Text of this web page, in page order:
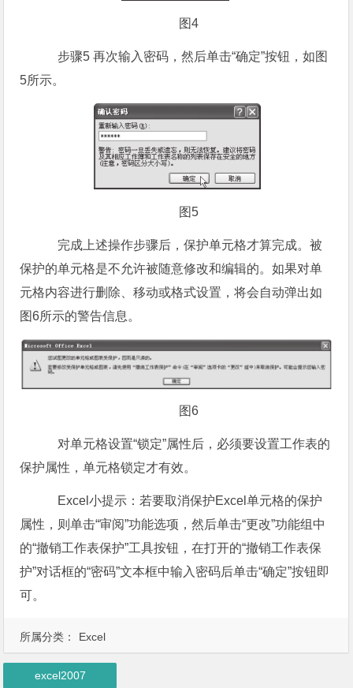
图4
步骤5 再次输入密码，然后单击“确定”按钮，如图
5所示。
图5
完成上述操作步骤后，保护单元格才算完成。被
保护的单元格是不允许被随意修改和编辑的。如果对单
元格内容进行删除、移动或格式设置，将会自动弹出如
图6所示的警告信息。
图6
对单元格设置“锁定”属性后，必须要设置工作表的
保护属性，单元格锁定才有效。
Excel小提示：若要取消保护Excel单元格的保护
属性，则单击“审阅”功能选项，然后单击“更改”功能组中
的“撤销工作表保护”工具按钮，在打开的“撤销工作表保
护”对话框的“密码”文本框中输入密码后单击“确定”按钮即
可。
所属分类： Excel
excel2007